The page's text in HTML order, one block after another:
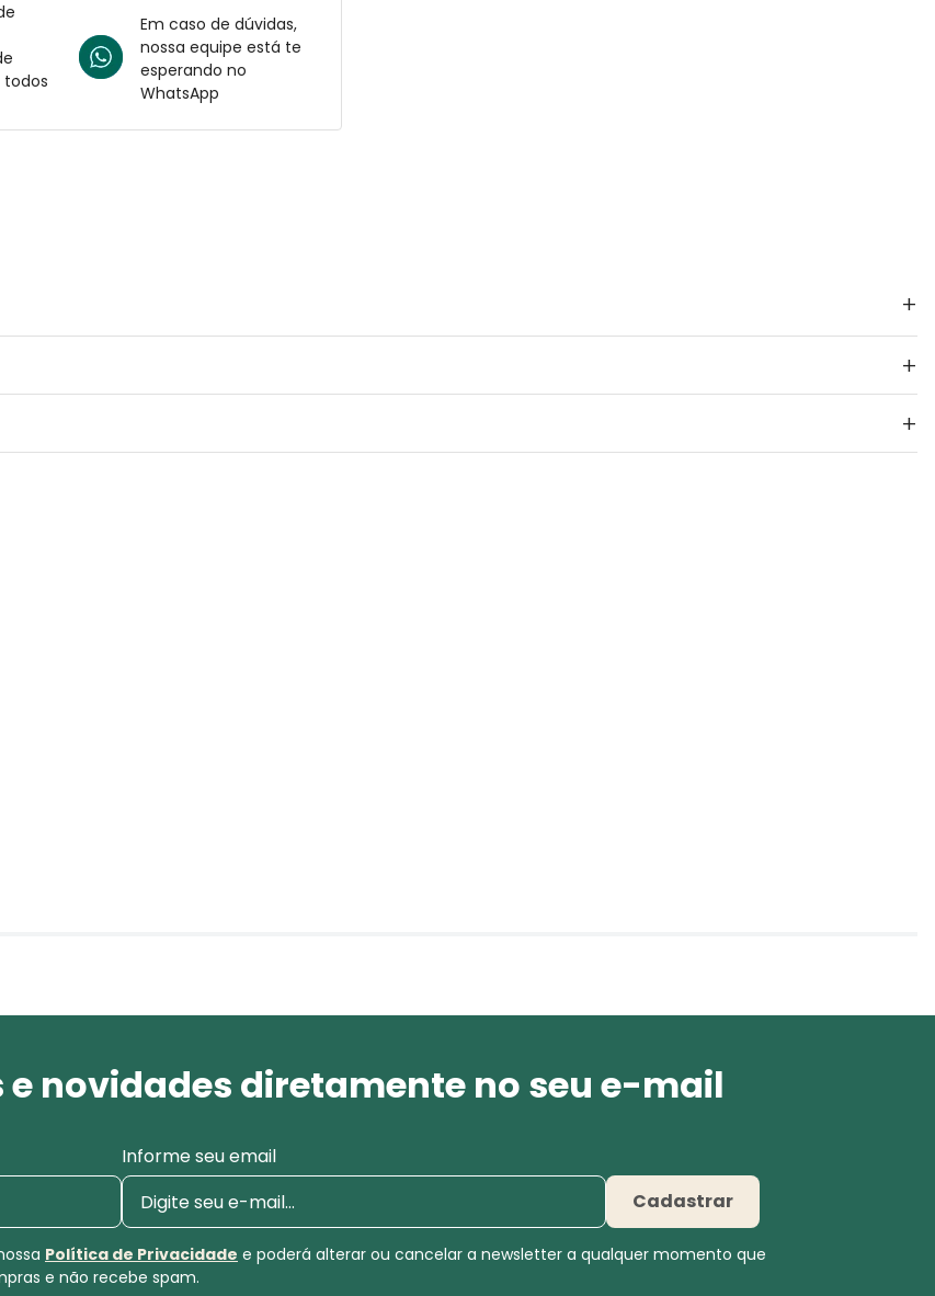
Em caso de dúvidas,
nossa equipe está te
esperando no
WhatsApp
e novidades diretamente no seu e-mail
Informe seu email
Cadastrar
Política de Privacidade e poderá alterar ou cancelar a newsletter a qualquer momento que
e não recebe spam.